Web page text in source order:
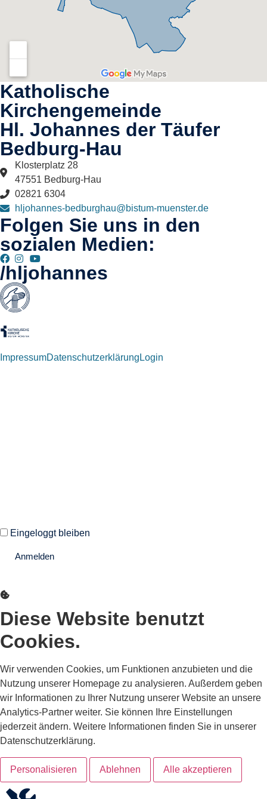
Katholische
Kirchengemeinde
Hl. Johannes der Täufer
Bedburg-Hau​
Klosterplatz 28
47551 Bedburg-Hau
02821 6304
hljohannes-bedburghau@bistum-muenster.de
Folgen Sie uns in den
sozialen Medien:
/hljohannes
ImpressumDatenschutzerklärung Login
Eingeloggt bleiben
Anmelden
Diese Website benutzt
Cookies.
Wir verwenden Cookies, um Funktionen anzubieten und die
Nutzung unserer Homepage zu analysieren. Außerdem geben
wir Informationen zu Ihrer Nutzung unserer Website an unsere
Analytics-Partner weiter. Sie können Ihre Einstellungen
jederzeit ändern. Weitere Informationen finden Sie in unserer
Datenschutzerklärung.
Personalisieren Ablehnen Alle akzeptieren